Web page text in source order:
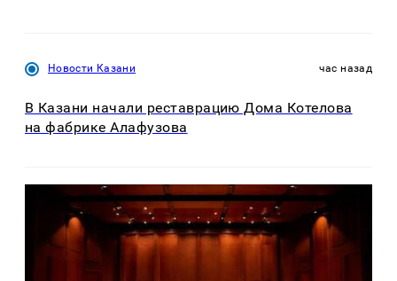
Новости Казани час назад
В Казани начали реставрацию Дома Котелова
на фабрике Алафузова